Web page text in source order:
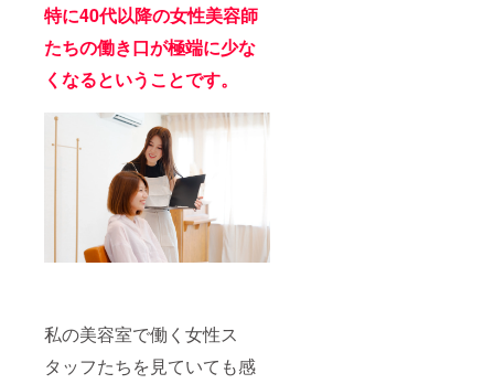
特に40代以降の女性美容師
たちの働き口が極端に少な
くなるということです。
私の美容室で働く女性ス
タッフたちを見ていても感